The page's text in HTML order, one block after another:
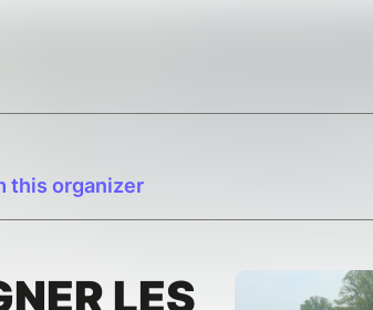
this organizer
LES